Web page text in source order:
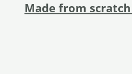
Made from scratch